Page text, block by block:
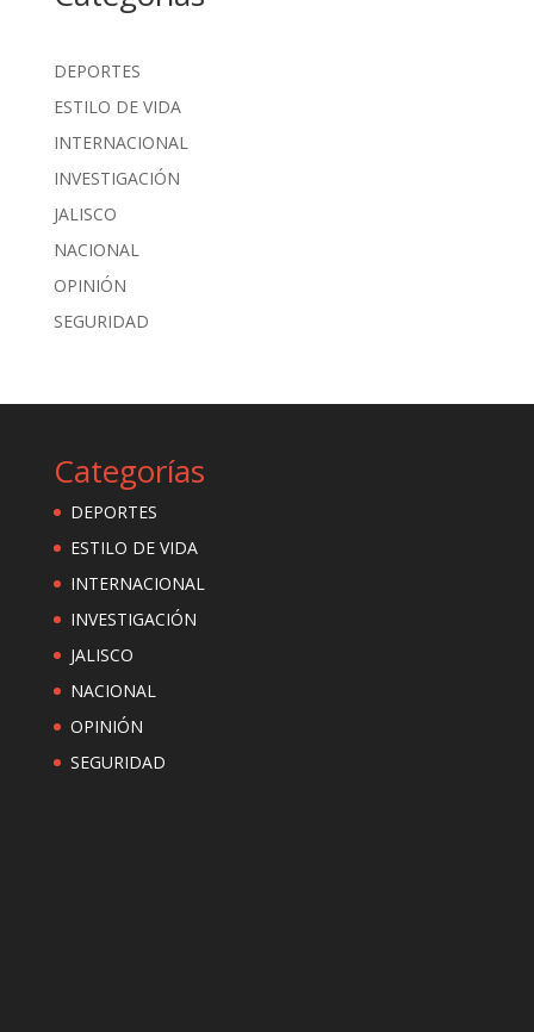
DEPORTES
ESTILO DE VIDA
INTERNACIONAL
INVESTIGACIÓN
JALISCO
NACIONAL
OPINIÓN
SEGURIDAD
Categorías
DEPORTES
ESTILO DE VIDA
INTERNACIONAL
INVESTIGACIÓN
JALISCO
NACIONAL
OPINIÓN
SEGURIDAD